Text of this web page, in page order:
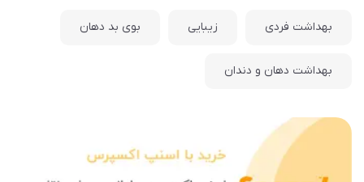
بهداشت فردی زیبایی بوی بد دهان
بهداشت دهان و دندان